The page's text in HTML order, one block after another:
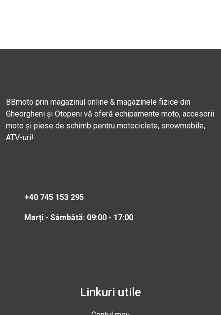
BBmoto prin magazinul online & magazinele fizice din
Gheorgheni și Otopeni vă oferă echipamente moto, accesorii
moto și piese de schimb pentru motociclete, snowmobile,
ATV-uri!
+40 745 153 295
Marți - Sâmbătă: 09:00 - 17:00
Linkuri utile